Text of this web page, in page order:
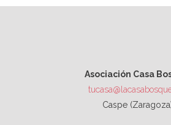
Asociación Casa
Caspe